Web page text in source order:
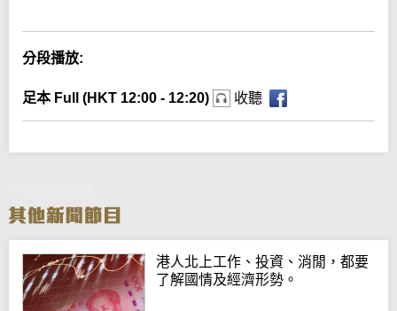
分段播放:
足本 Full (HKT 12:00 - 12:20) 收聽
港人北上工作、投資、消閒，都要
了解國情及經濟形勢。